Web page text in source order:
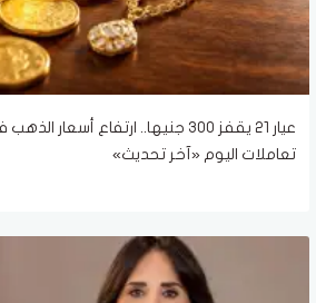
عيار 21 يقفز 300 جنيها.. ارتفاع
تعاملات اليوم «آخر تحديث»